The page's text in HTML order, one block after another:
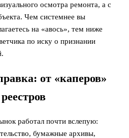
осмотра ремонта, а с
Чем системнее вы
на «авось», тем ниже
по иску о признании
от «каперов»
работал почти вслепую:
бумажные архивы,